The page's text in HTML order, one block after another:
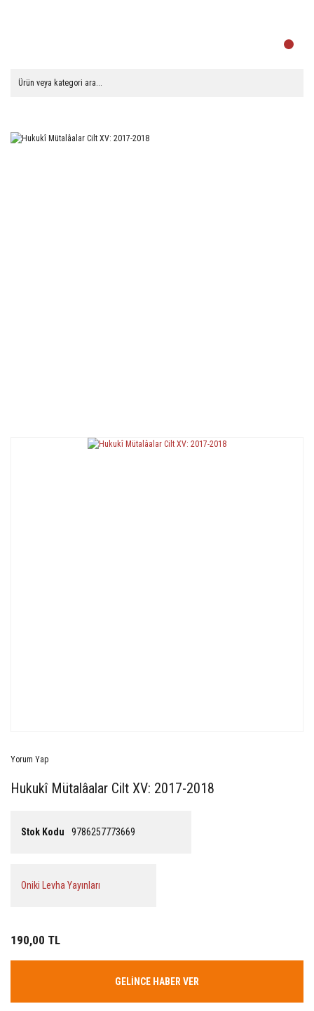
Yorum Yap
Hukukî Mütalâalar Cilt XV: 2017-2018
Stok Kodu 9786257773669
Oniki Levha Yayınları
190,00 TL
GELİNCE HABER VER